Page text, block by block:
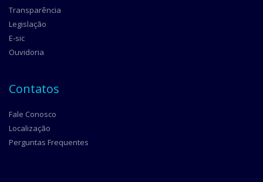
Transparência
Legislação
E-sic
Ouvidoria
Contatos
Fale Conosco
Localização
Perguntas Frequentes